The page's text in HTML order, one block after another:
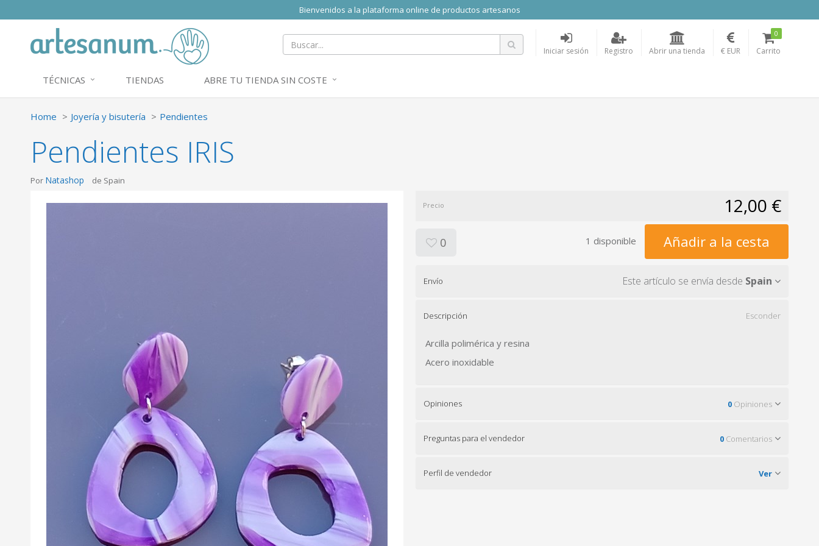
Bienvenidos a la plataforma online de productos artesanos
Iniciar sesión Registro Abrir una tienda € EUR Carrito
0
TÉCNICAS TIENDAS ABRE TU TIENDA SIN COSTE
Home Joyería y bisutería Pendientes
Pendientes IRIS
Por Natashop de Spain
Precio 12,00 €
0 1 disponible Añadir a la cesta
Envío Este artículo se envía desde Spain
Descripción Esconder
Arcilla polimérica y resina
Acero inoxidable
Opiniones 0 Opiniones
Preguntas para el vendedor 0 Comentarios
Perfil de vendedor Ver